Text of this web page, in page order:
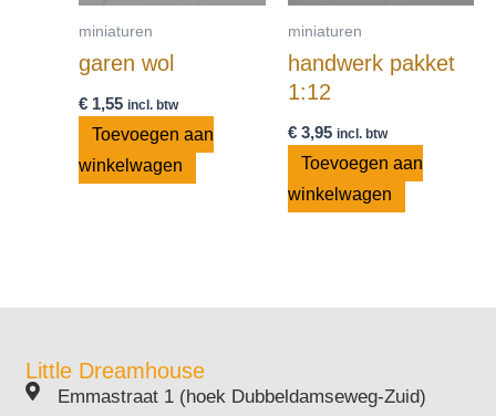
miniaturen
garen wol
€ 1,55 incl. btw
Toevoegen aan
winkelwagen
miniaturen
handwerk pakket
1:12
€3,95 incl. btw
Toevoegen aan
winkelwagen
Little Dreamhouse
Emmastraat 1 (hoek Dubbeldamseweg-Zuid)